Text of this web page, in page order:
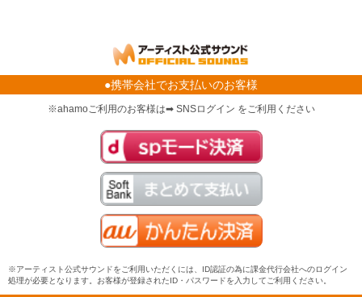
●携帯会社でお支払いのお客様
※ahamoご利用のお客様は➡ SNSログイン をご利用ください
※アーティスト公式サウンドをご利用いただくには、ID認証の為に課金代行会社へのログイン
処理が必要となります。お客様が登録されたID・パスワードを入力してご利用ください。